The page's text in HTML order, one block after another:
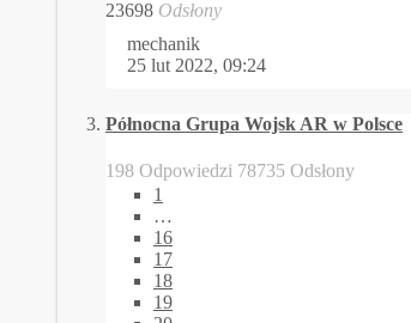
23698 Odsłony
mechanik
25 lut 2022, 09:24
Północna Grupa Wojsk AR w Polsce
198 Odpowiedzi 78735 Odsłony
1
…
16
17
18
19